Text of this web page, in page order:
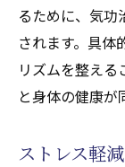
るために、気
されます。具体
リズムを整える
と身体の健康が
ストレス軽